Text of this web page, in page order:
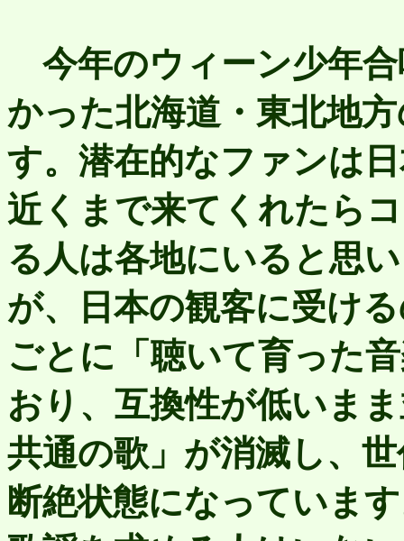
今年のウィーン少年
かった北海道・東北地
す。潜在的なファンは
近くまで来てくれたら
る人は各地にいると思
が、日本の観客に受け
ごとに「聴いて育った
おり、互換性が低いま
共通の歌」が消滅し、
断絶状態になっていま